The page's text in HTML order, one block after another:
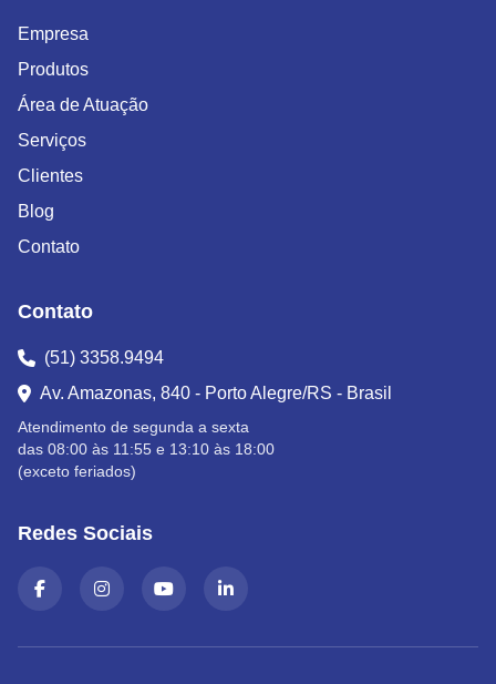
Empresa
Produtos
Área de Atuação
Serviços
Clientes
Blog
Contato
Contato
(51) 3358.9494
Av. Amazonas, 840 - Porto Alegre/RS - Brasil
Atendimento de segunda a sexta
das 08:00 às 11:55 e 13:10 às 18:00
(exceto feriados)
Redes Sociais